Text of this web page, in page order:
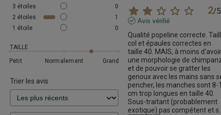
3 étoiles
0
2 étoiles
1
1 étoile 0
TAILLE
Petit
Normalement Grand
Trier les avis
2/5
Avis vérifié
Qualité popeline correcte.
col et épaules correctes en
taille 40. MAIS, à moins d'avoir
une morphologie de
et de pouvoir se gratter les
genoux avec les mains sans
pencher, les manches sont 8-
cm trop longues en taille 40.
Sous-traitant (probablement
exotique) pas compétent et s